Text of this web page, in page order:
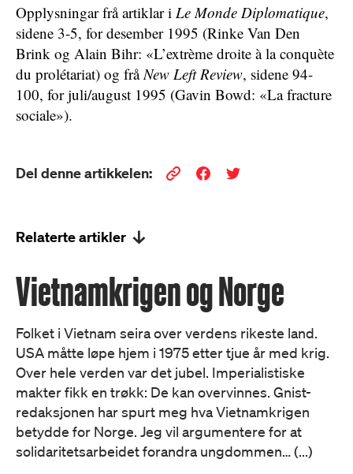
Opplysningar frå artiklar i Le Monde Diplomatique,
sidene 3-5, for desember 1995 (Rinke Van Den
Brink og Alain Bihr: «L’extrème droite à la conquète
du prolétariat) og fråNew Left Review, sidene 94-
100, for juli/august 1995 (Gavin Bowd: «La fracture
sociale»).
Del denne artikkelen:
Relaterte artikler
Vietnamkrigen og Norge
Folket i Vietnam seira over verdens rikeste land.
USA måtte løpe hjem i 1975 etter tjue år med krig.
Over hele verden var det jubel. Imperialistiske
makter fikk en trøkk: De kan overvinnes. Gnist-
redaksjonen har spurt meg hva Vietnamkrigen
betydde for Norge. Jeg vil argumentere for at
solidaritetsarbeidet forandra ungdommen… (...)